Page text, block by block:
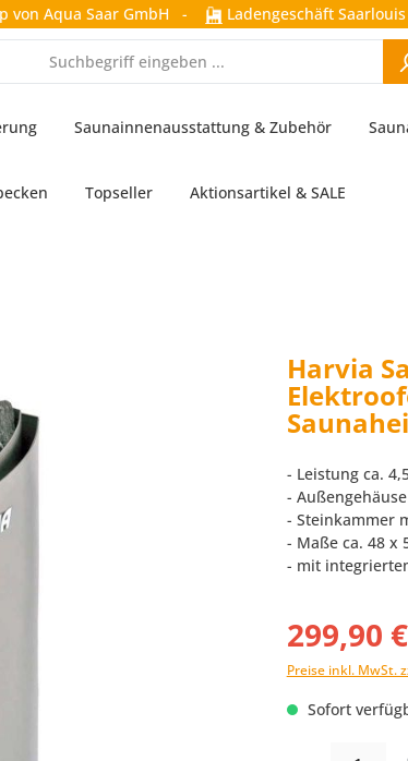
von Aqua Saar GmbH - Ladengeschäft Saarlouis
Saunainnenausstattung & Zubehör
Topseller Aktionsartikel & SALE
Harvia
- Leistung ca.
-
- Steinkammer
- Maße ca. 48 x
- mit
299,90
Preise inkl. MwSt.
Sofort
Produkt Anzahl: